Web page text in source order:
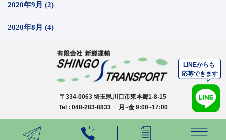
2020年9月 (2)
2020年8月 (4)
〒334-0063 埼玉県川口市東本郷1-8-15
Tel : 048-283-8833 月~金 9:00~17:00